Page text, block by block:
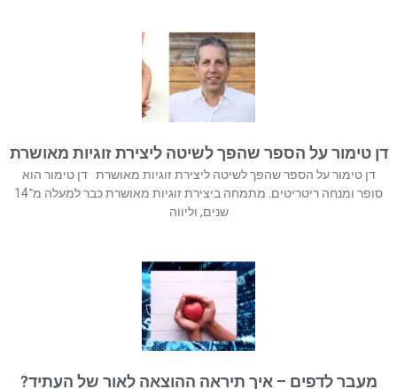
דן טימור על הספר שהפך לשיטה ליצירת זוגיות מאושרת
דן טימור על הספר שהפך לשיטה ליצירת זוגיות מאושרת דן טימור הוא
סופר ומנחה ריטריטים. מתמחה ביצירת זוגיות מאושרת כבר למעלה מ־14
שנים, וליווה
מעבר לדפים – איך תיראה ההוצאה לאור של העתיד?